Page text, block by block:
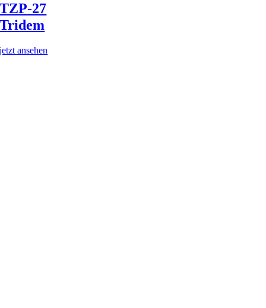
TZP-27
Tridem
jetzt ansehen